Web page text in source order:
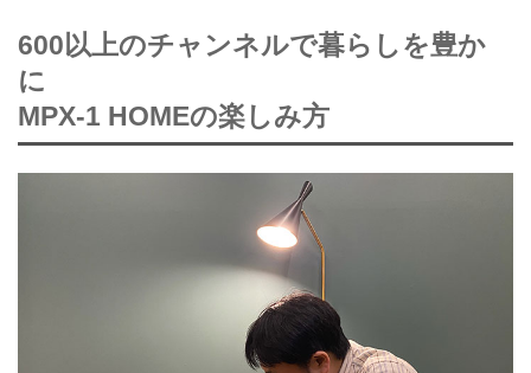
600以上のチャンネルで暮らしを豊か
に
MPX-1 HOMEの楽しみ方